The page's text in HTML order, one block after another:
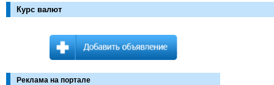
Курс валют
Реклама на портале